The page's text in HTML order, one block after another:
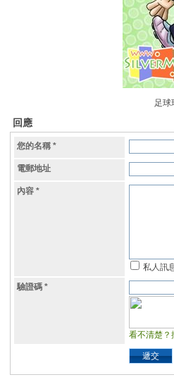
足球
回應
您的名稱 *
電郵地址
內容 *
私人訊
驗證碼 *
看不清楚？
遞交